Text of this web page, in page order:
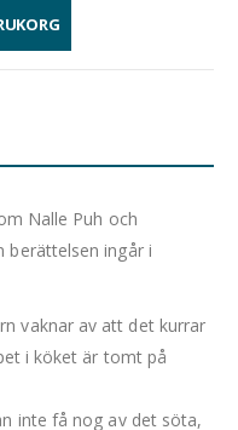
Nalle Puh och
berättelsen ingår i
vaknar av att det kurrar
i köket är tomt på
inte få nog av det söta,